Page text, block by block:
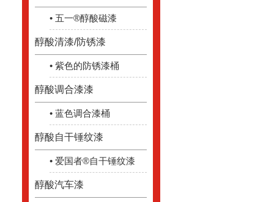
• 五一®醇酸磁漆
醇酸清漆/防锈漆
• 紫色的防锈漆桶
醇酸调合漆漆
• 蓝色调合漆桶
醇酸自干锤纹漆
• 爱国者®自干锤纹漆
醇酸汽车漆